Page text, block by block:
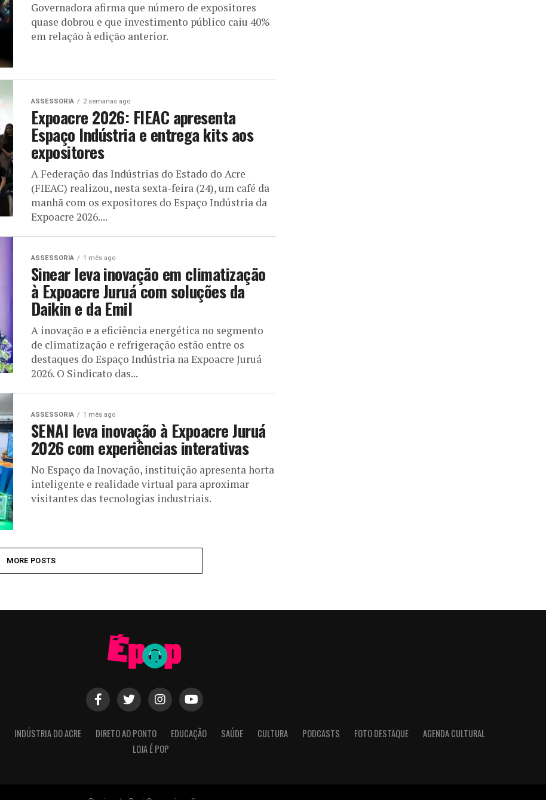
Governadora afirma que número de expositores
quase dobrou e que investimento público caiu 40%
em relação à edição anterior.
ASSESSORIA 2 semanas ago
Expoacre 2026: FIEAC apresenta
Espaço Indústria e entrega kits aos
expositores
A Federação das Indústrias do Estado do Acre
(FIEAC) realizou, nesta sexta-feira (24), um café da
manhã com os expositores do Espaço Indústria da
Expoacre 2026....
ASSESSORIA 1 mês ago
Sinear leva inovação em climatização
à Expoacre Juruá com soluções da
Daikin e da Emil
A inovação e a eficiência energética no segmento
de climatização e refrigeração estão entre os
destaques do Espaço Indústria na Expoacre Juruá
2026. O Sindicato das...
ASSESSORIA 1 mês ago
SENAI leva inovação à Expoacre Juruá
2026 com experiências interativas
No Espaço da Inovação, instituição apresenta horta
inteligente e realidade virtual para aproximar
visitantes das tecnologias industriais.
MORE POSTS
INDÚSTRIA DO ACRE DIRETO AO PONTO EDUCAÇÃO SAÚDE CULTURA PODCASTS FOTO DESTAQUE
AGENDA CULTURAL
LOJA É POP